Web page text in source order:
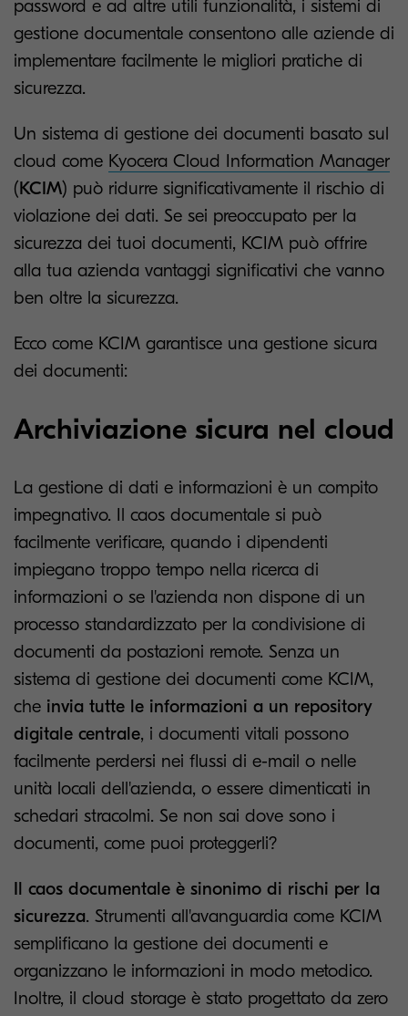
password e ad altre utili funzionalità, i sistemi di
gestione documentale consentono alle aziende di
implementare facilmente le migliori pratiche di
sicurezza.
Un sistema di gestione dei documenti basato sul
cloud come Kyocera Cloud Information Manager
(KCIM) può ridurre significativamente il rischio di
violazione dei dati. Se sei preoccupato per la
sicurezza dei tuoi documenti, KCIM può offrire
alla tua azienda vantaggi significativi che vanno
ben oltre la sicurezza.
Ecco come KCIM garantisce una gestione sicura
dei documenti:
Archiviazione sicura nel cloud
La gestione di dati e informazioni è un compito
impegnativo. Il caos documentale si può
facilmente verificare, quando i dipendenti
impiegano troppo tempo nella ricerca di
informazioni o se l'azienda non dispone di un
processo standardizzato per la condivisione di
documenti da postazioni remote. Senza un
sistema di gestione dei documenti come KCIM,
che invia tutte le informazioni a un repository
digitale centrale, i documenti vitali possono
facilmente perdersi nei flussi di e-mail o nelle
unità locali dell'azienda, o essere dimenticati in
schedari stracolmi. Se non sai dove sono i
documenti, come puoi proteggerli?
Il caos documentale è sinonimo di rischi per la
sicurezza. Strumenti all'avanguardia come KCIM
semplificano la gestione dei documenti e
organizzano le informazioni in modo metodico.
Inoltre, il cloud storage è stato progettato da zero